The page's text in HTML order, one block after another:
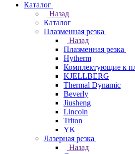
Каталог
Назад
Каталог
Плазменная резка
Назад
Плазменная резка
Hytherm
Комплектующие к
KJELLBERG
Thermal Dynamic
Beverly
Jiusheng
Lincoln
Triton
YK
Лазерная резка
Назад